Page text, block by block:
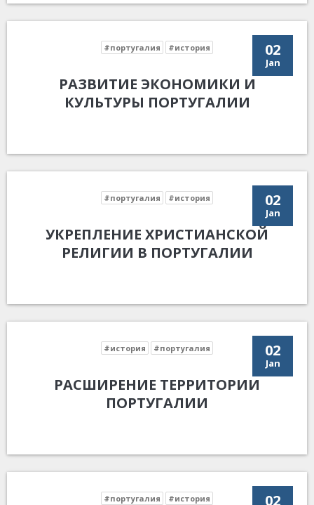
02
Jan
#португалия #история
РАЗВИТИЕ ЭКОНОМИКИ И
КУЛЬТУРЫ ПОРТУГАЛИИ
02
Jan
#португалия #история
УКРЕПЛЕНИЕ ХРИСТИАНСКОЙ
РЕЛИГИИ В ПОРТУГАЛИИ
02
Jan
#история #португалия
РАСШИРЕНИЕ ТЕРРИТОРИИ
ПОРТУГАЛИИ
02
#португалия #история